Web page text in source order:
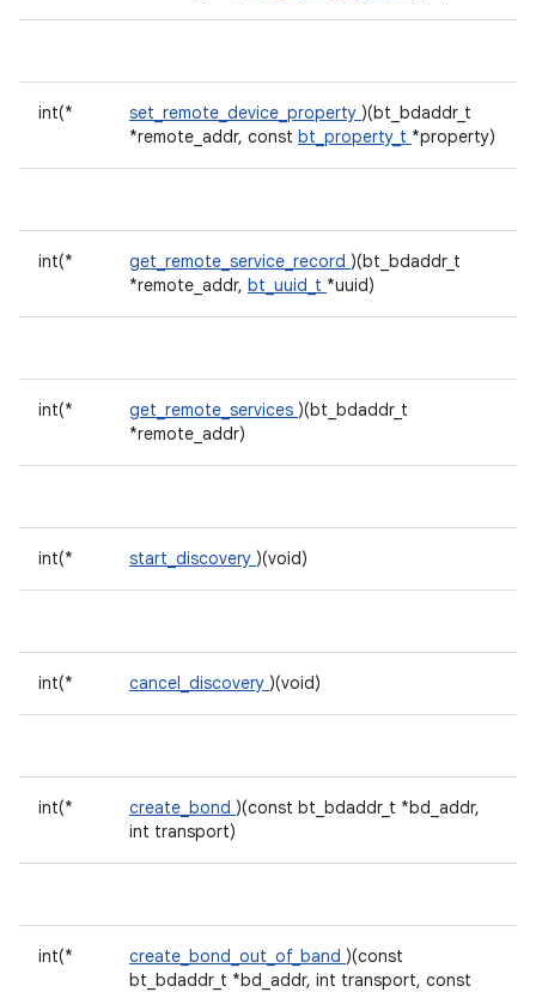
int(* set_remote_device_property )(bt_bdaddr_t
*remote_addr, const bt_property_t *property)
int(* get_remote_service_record )(bt_bdaddr_t
*remote_addr, bt_uuid_t *uuid)
int(* get_remote_services )(bt_bdaddr_t
*remote_addr)
int(* start_discovery )(void)
int(* cancel_discovery )(void)
int(* create_bond )(const bt_bdaddr_t *bd_addr,
int transport)
int(* create_bond_out_of_band )(const
bt_bdaddr_t *bd_addr, int transport, const